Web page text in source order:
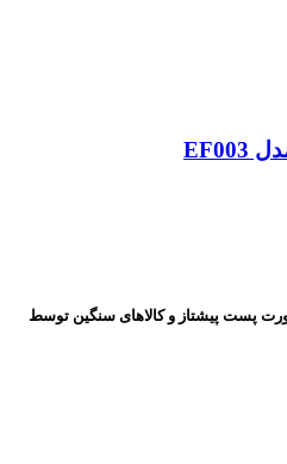
پست پیشتاز و کالاهای سنگین توسط